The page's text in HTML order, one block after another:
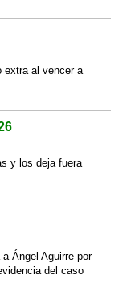
extra al vencer a
y los deja fuera
Ángel Aguirre por
del caso